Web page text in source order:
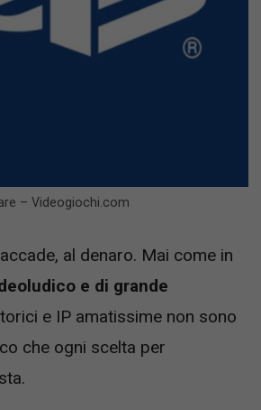
– Videogiochi.com
al denaro. Mai come in
e di grande
e IP amatissime non sono
che ogni scelta per